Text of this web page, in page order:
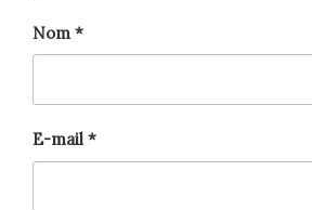
Nom *
E-mail *